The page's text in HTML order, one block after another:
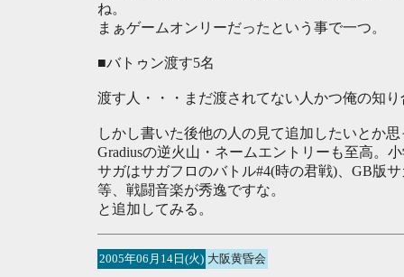
ね。
まぁゲームオンリーだったという事で一つ。
■バトゥン渡す5名
渡す人・・・まだ渡されてない人かつ俺の知
しかし書いた後他の人の見て追加したいとか
Gradiusの逆火山・ネームエントリーも至高。
サガはサガフロのバトル#4(時の君戦)、GB版
等、戦闘音楽が秀逸ですな。
と追加してみる。
2005年06月14日(火) 大阪黄昏会